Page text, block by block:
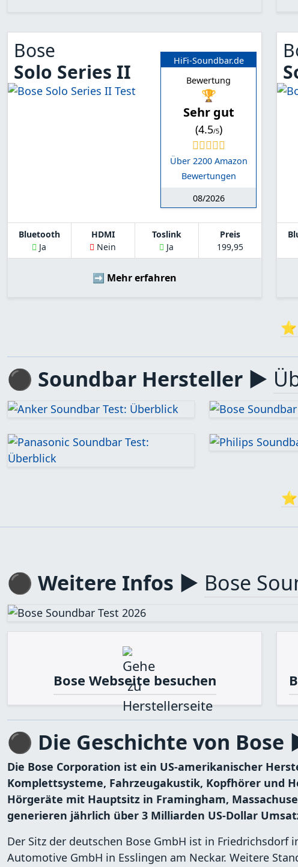
Bose
Solo Series II
HiFi-Soundbar.de
Bewertung
🏆
Sehr gut
(4.5/5)
Über 2200 Amazon
Bewertungen
08/2026
Bluetooth
Ja
HDMI
Nein
Toslink
Ja
Preis
199,95
➡️ Mehr erfahren
⚫ Soundbar Hersteller ▶
⚫ Weitere Infos ▶ Bose
Bose Webseite besuchen
⚫ Die Geschichte von Bose
Die Bose Corporation ist ein US-amerikanischer
Komplettsysteme, Fahrzeugakustik, Kopfhörer und
Hörgeräte mit Hauptsitz in Framingham,
generieren jährlich über 3 Milliarden US-Dollar
Der Sitz der deutschen Bose GmbH ist in Friedrichsdorf
Automotive GmbH in Esslingen am Neckar. Weitere